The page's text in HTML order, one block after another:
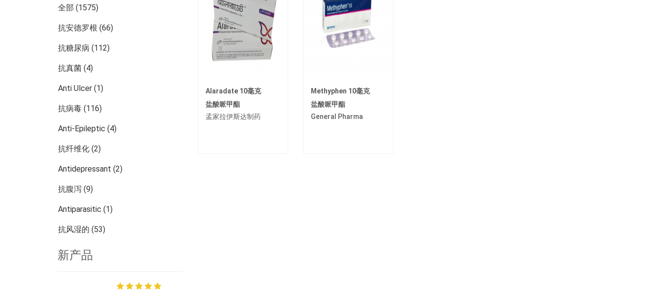
全部 (1575)
抗安德罗根 (66)
抗糖尿病 (112)
抗真菌 (4)
Anti Ulcer (1)
抗病毒 (116)
Anti-Epileptic (4)
抗纤维化 (2)
Antidepressant (2)
抗腹泻 (9)
Antiparasitic (1)
抗风湿的 (53)
皮肤科 (13)
新产品
Alaradate 10毫克
盐酸哌甲酯
孟家拉伊斯达制药
Methyphen 10毫克
盐酸哌甲酯
General Pharma